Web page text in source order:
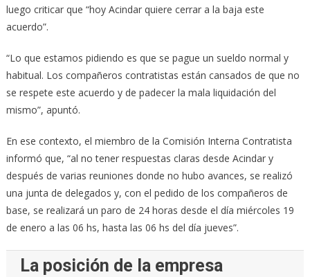
luego criticar que “hoy Acindar quiere cerrar a la baja este
acuerdo”.
“Lo que estamos pidiendo es que se pague un sueldo normal y
habitual. Los compañeros contratistas están cansados de que no
se respete este acuerdo y de padecer la mala liquidación del
mismo”, apuntó.
En ese contexto, el miembro de la Comisión Interna Contratista
informó que, “al no tener respuestas claras desde Acindar y
después de varias reuniones donde no hubo avances, se realizó
una junta de delegados y, con el pedido de los compañeros de
base, se realizará un paro de 24 horas desde el día miércoles 19
de enero a las 06 hs, hasta las 06 hs del día jueves”.
La posición de la empresa